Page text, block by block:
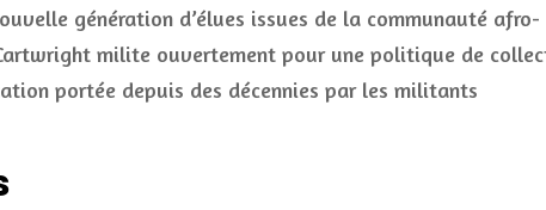
génération d’élues issues de la communauté afro-
milite ouvertement pour une politique de
portée depuis des décennies par les militants